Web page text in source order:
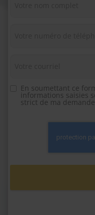
En soumettant ce
informations saisies
strict de ma